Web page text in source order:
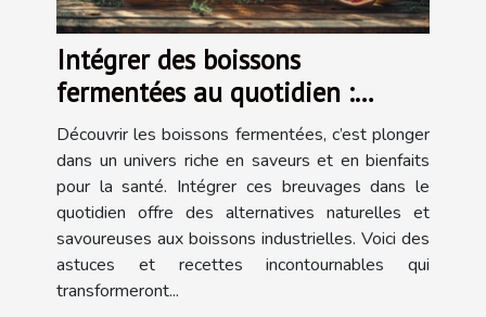
Intégrer des boissons
fermentées au quotidien :
Astuces et recettes
Découvrir les boissons fermentées, c’est plonger
dans un univers riche en saveurs et en bienfaits
pour la santé. Intégrer ces breuvages dans le
quotidien offre des alternatives naturelles et
savoureuses aux boissons industrielles. Voici des
astuces et recettes incontournables qui
transformeront...